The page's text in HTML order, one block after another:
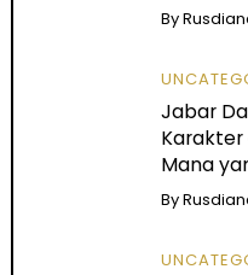
By
Jabar
Karakter
Mana
By